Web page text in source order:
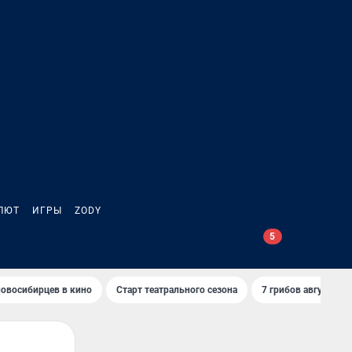
ИГРЫ ZODY
в кино Старт театрального сезона 7 грибов августа